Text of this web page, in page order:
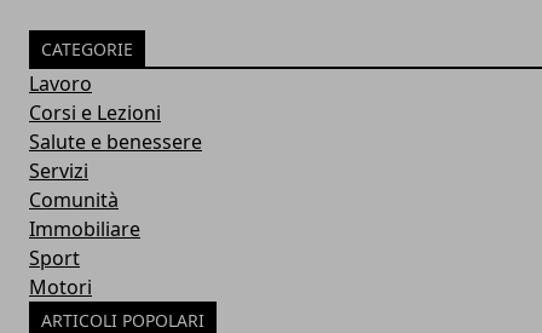
CATEGORIE
Lavoro
Corsi e Lezioni
Salute e benessere
Servizi
Comunità
Immobiliare
Sport
Motori
ARTICOLI POPOLARI